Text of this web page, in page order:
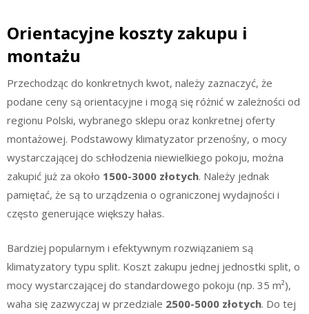
Orientacyjne koszty zakupu i
montażu
Przechodząc do konkretnych kwot, należy zaznaczyć, że
podane ceny są orientacyjne i mogą się różnić w zależności od
regionu Polski, wybranego sklepu oraz konkretnej oferty
montażowej. Podstawowy klimatyzator przenośny, o mocy
wystarczającej do schłodzenia niewielkiego pokoju, można
zakupić już za około 1500-3000 złotych. Należy jednak
pamiętać, że są to urządzenia o ograniczonej wydajności i
często generujące większy hałas.
Bardziej popularnym i efektywnym rozwiązaniem są
klimatyzatory typu split. Koszt zakupu jednej jednostki split, o
mocy wystarczającej do standardowego pokoju (np. 35 m²),
waha się zazwyczaj w przedziale 2500-5000 złotych. Do tej